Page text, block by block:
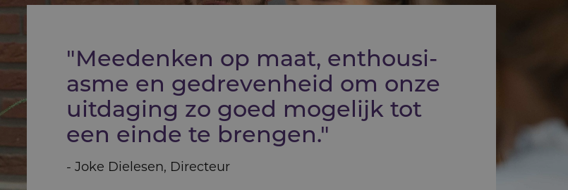
"Meedenken op maat, enthousi­
asme en gedreven­heid om onze
uitdaging zo goed mogelijk tot
een einde te brengen."
- Joke Dielesen, Directeur